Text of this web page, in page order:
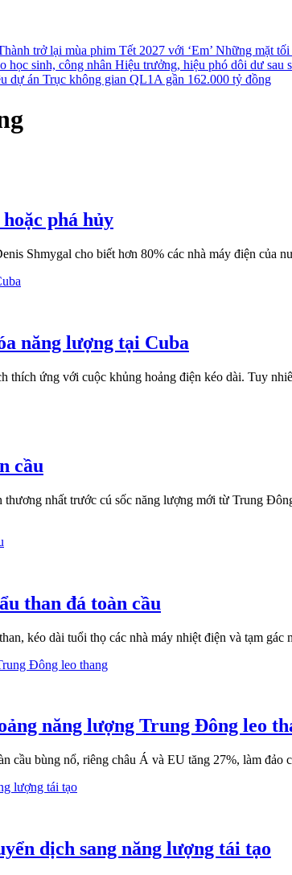
trở lại mùa phim Tết 2027 với ‘Em’ Những mặt
học sinh, công nhân Hiệu trưởng, hiệu phó dôi dư sau
dự án Trục không gian QL1A gần 162.000 tỷ đồng
phá hủy
Shmygal cho biết hơn 80% các nhà máy điện của
năng lượng tại Cuba
ứng với cuộc khủng hoảng điện kéo dài. Tuy
cầu
nhất trước cú sốc năng lượng mới từ Trung
than đá toàn cầu
kéo dài tuổi thọ các nhà máy nhiệt điện và tạm
năng lượng Trung Đông leo
bùng nổ, riêng châu Á và EU tăng 27%, làm đảo
dịch sang năng lượng tái tạo